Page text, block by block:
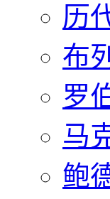
历
布
罗
马
鲍